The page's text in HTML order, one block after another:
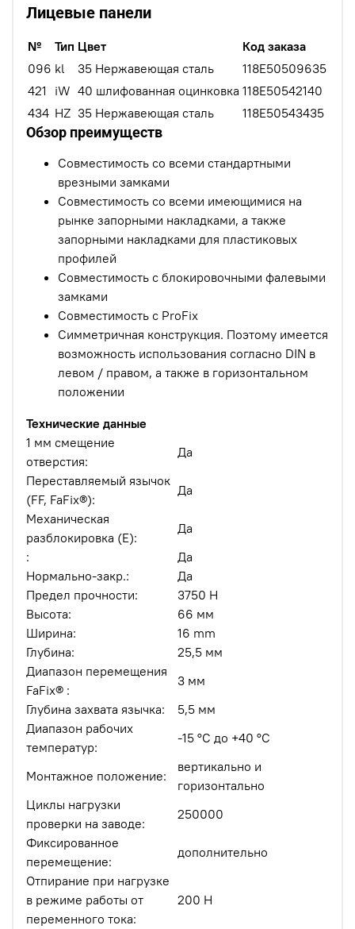
Лицевые панели
№ Тип Цвет
Код заказа
096 kl 35 Нержавеющая сталь
118E50509635
421
iW 40 шлифованная оцинковка 118E50542140
434 HZ 35 Нержавеющая сталь 118E50543435
Обзор преимуществ
Совместимость со всеми стандартными
врезными замками
Совместимость со всеми имеющимися на
рынке запорными накладками, а также
запорными накладками для пластиковых
профилей
Совместимость с блокировочными фалевыми
замками
Совместимость с ProFix
Симметричная конструкция. Поэтому имеется
возможность использования согласно DIN в
левом / правом, а также в горизонтальном
положении
Технические данные
1 мм смещение
отверстия:
Да
Переставляемый язычок
(FF, FaFix®):
Да
Механическая
разблокировка (Е):
Да
:
Да
Нормально-закр.:
Да
Предел прочности:
3750 Н
Высота:
66 мм
Ширина:
16 mm
Глубина:
25,5 мм
Диапазон перемещения
FaFix® :
3 мм
Глубина захвата язычка:
5,5 мм
Диапазон рабочих
температур:
-15 °C до +40 °C
Монтажное положение:
вертикально и
горизонтально
Циклы нагрузки
проверки на заводе:
250000
Фиксированное
перемещение:
дополнительно
Отпирание при нагрузке
в режиме работы от
переменного тока:
200 Н